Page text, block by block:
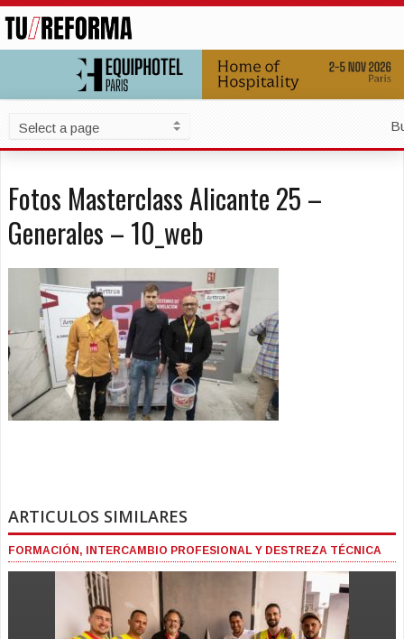
Fotos Masterclass Alicante 25 –
Generales – 10_web
ARTICULOS SIMILARES
FORMACIÓN, INTERCAMBIO PROFESIONAL Y DESTREZA TÉCNICA